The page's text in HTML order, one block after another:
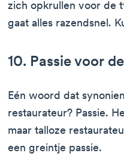
zich opkrullen voor de
gaat alles razendsnel.
10. Passie voor
Eén woord dat
restaurateur? Passie.
maar talloze
een greintje passie.